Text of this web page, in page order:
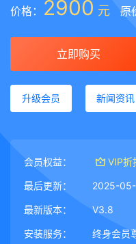
价格： 2900 元 原
立即购买
升级会员 新闻资讯
会员权益： VIP折
最后更新： 2025-
最新版本： V3.8
安装服务： 终身会员